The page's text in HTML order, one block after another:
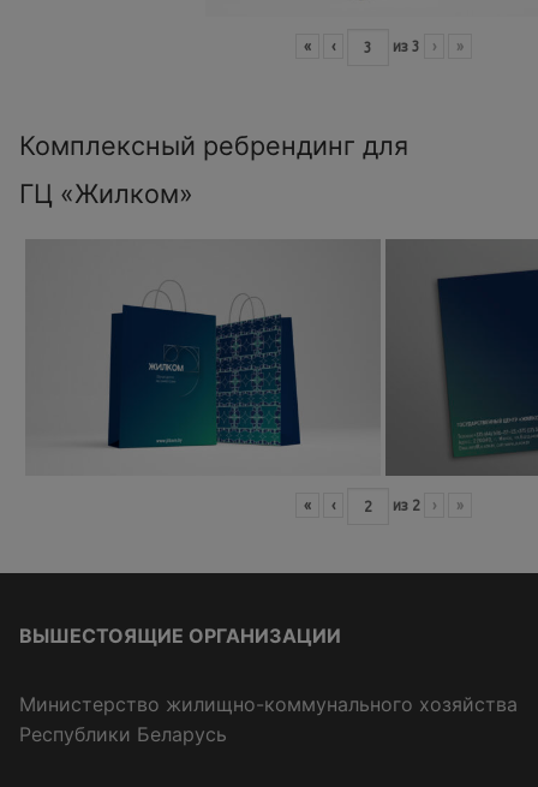
« ‹ из 3 › »
Комплексный ребрендинг для
ГЦ «Жилком»
« ‹ из 2 › »
ВЫШЕСТОЯЩИЕ ОРГАНИЗАЦИИ
Министерство жилищно-коммунального хозяйства
Республики Беларусь